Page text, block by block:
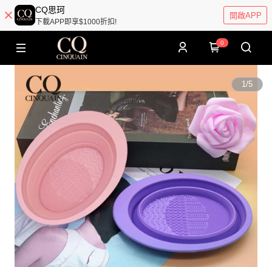
CQ思珂
下載APP即享$1000折扣!
開啟APP
0
1/5